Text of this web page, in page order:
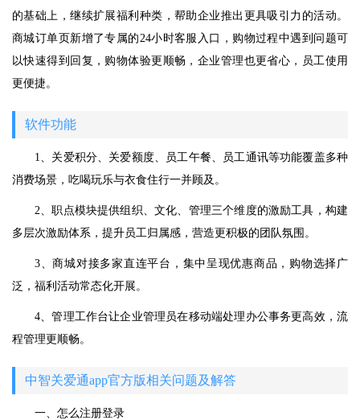
的基础上，继续扩展福利种类，帮助企业推出更具吸引力的活动。
商城订单页新增了专属的24小时客服入口，购物过程中遇到问题可
以快速得到回复，购物体验更顺畅，企业管理也更省心，员工使用
更便捷。
软件功能
1、关爱积分、关爱额度、员工午餐、员工通讯等功能覆盖多种
消费场景，吃喝玩乐与衣食住行一并顾及。
2、职点模块提供组织、文化、管理三个维度的激励工具，构建
多层次激励体系，提升员工归属感，营造更积极的团队氛围。
3、商城对接多家直连平台，集中呈现优惠商品，购物选择广
泛，福利活动常态化开展。
4、管理工作台让企业管理员在移动端处理办公事务更高效，流
程管理更顺畅。
中智关爱通app官方版相关问题及解答
一、怎么注册登录